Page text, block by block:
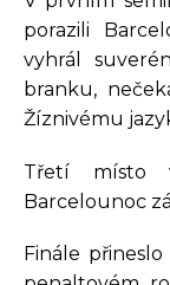
porazili
vyhrál
branku,
Žíznivému
Třetí místo
Barcelounoc
Finále